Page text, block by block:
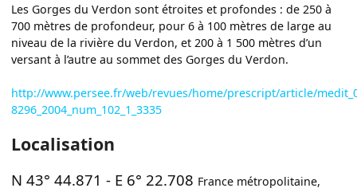
Les Gorges du Verdon sont étroites et profondes : de 250 à
700 mètres de profondeur, pour 6 à 100 mètres de large au
niveau de la rivière du Verdon, et 200 à 1 500 mètres d’un
versant à l’autre au sommet des Gorges du Verdon.
http://www.persee.fr/web/revues/home/prescript/article/
8296_2004_num_102_1_3335
Localisation
N 43° 44.871 - E 6° 22.708 France métropolitaine,